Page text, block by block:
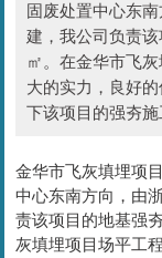
固废处置中心东
建，我公司负责
㎡。在金华市飞
大的实力，良好
下该项目的强夯
金华市飞灰填埋项
中心东南方向，由
责该项目的地基强
灰填埋项目场平工